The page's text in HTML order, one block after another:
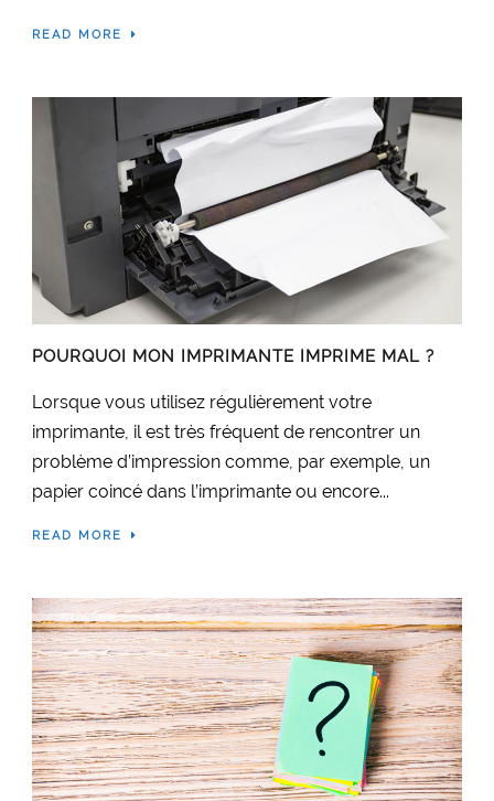
READ MORE
POURQUOI MON IMPRIMANTE IMPRIME MAL ?
Lorsque vous utilisez régulièrement votre
imprimante, il est très fréquent de rencontrer un
problème d’impression comme, par exemple, un
papier coincé dans l’imprimante ou encore...
READ MORE